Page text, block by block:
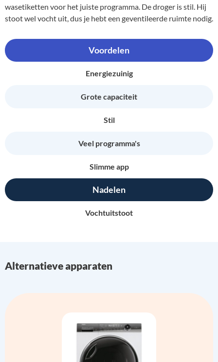
wasetiketten voor het juiste programma. De droger is stil. Hij
stoot wel vocht uit, dus je hebt een geventileerde ruimte nodig.
Voordelen
Energiezuinig
Grote capaciteit
Stil
Veel programma's
Slimme app
Nadelen
Vochtuitstoot
Alternatieve apparaten